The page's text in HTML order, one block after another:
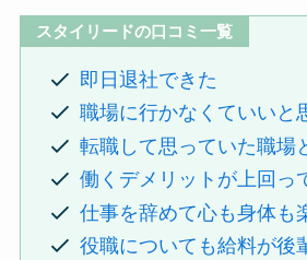
スタイリードの口コミ一覧
即日退社できた
職場に行かなくていいと
転職して思っていた職場
働くデメリットが上回っ
仕事を辞めて心も身体も
役職についても給料が後